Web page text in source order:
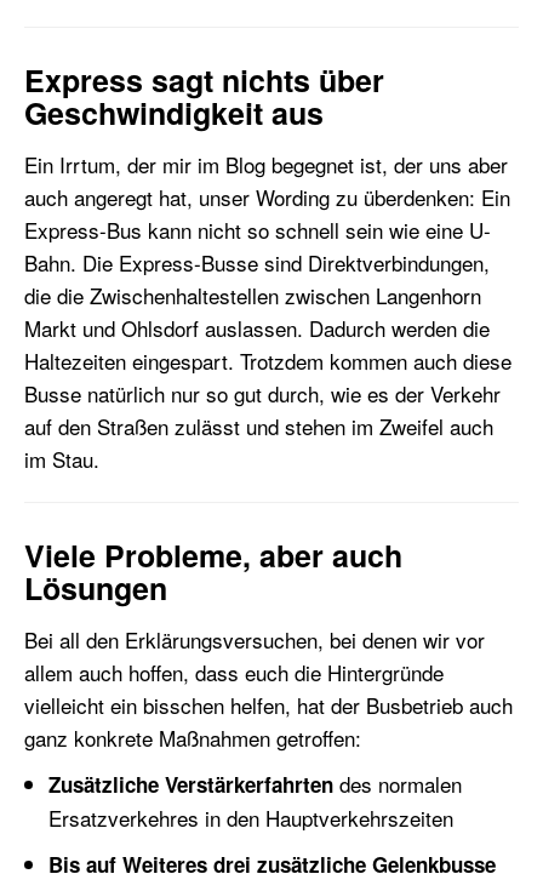
Express sagt nichts über
Geschwindigkeit aus
Ein Irrtum, der mir im Blog begegnet ist, der uns aber
auch angeregt hat, unser Wording zu überdenken: Ein
Express-Bus kann nicht so schnell sein wie eine U-
Bahn. Die Express-Busse sind Direktverbindungen,
die die Zwischenhaltestellen zwischen Langenhorn
Markt und Ohlsdorf auslassen. Dadurch werden die
Haltezeiten eingespart. Trotzdem kommen auch diese
Busse natürlich nur so gut durch, wie es der Verkehr
auf den Straßen zulässt und stehen im Zweifel auch
im Stau.
Viele Probleme, aber auch
Lösungen
Bei all den Erklärungsversuchen, bei denen wir vor
allem auch hoffen, dass euch die Hintergründe
vielleicht ein bisschen helfen, hat der Busbetrieb auch
ganz konkrete Maßnahmen getroffen:
Zusätzliche Verstärkerfahrten des normalen
Ersatzverkehres in den Hauptverkehrszeiten
Bis auf Weiteres drei zusätzliche Gelenkbusse